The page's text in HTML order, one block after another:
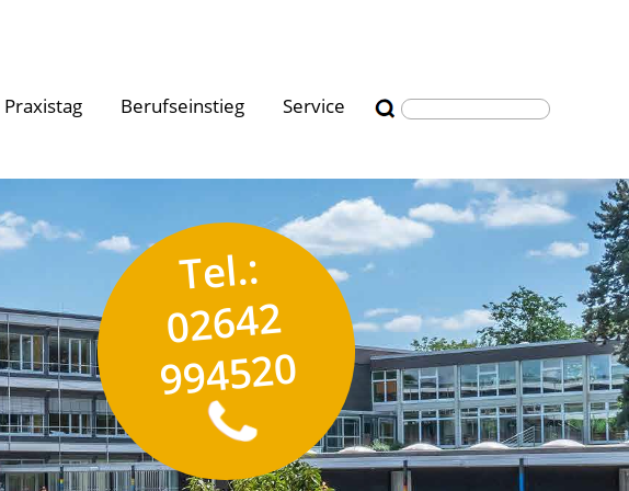
Praxistag Berufseinstieg Service
Tel.:
02642
994520